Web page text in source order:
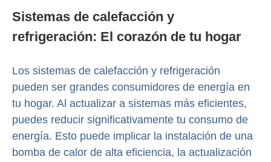
Sistemas de calefacción y
refrigeración: El corazón de tu hogar
Los sistemas de calefacción y refrigeración
pueden ser grandes consumidores de energía en
tu hogar. Al actualizar a sistemas más eficientes,
puedes reducir significativamente tu consumo de
energía. Esto puede implicar la instalación de una
bomba de calor de alta eficiencia, la actualización